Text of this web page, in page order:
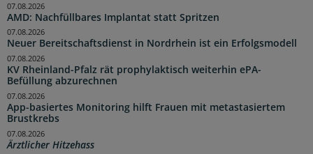
AMD: Nachfüllbares Implantat statt Spritzen
07.08.2026
Neuer Bereitschaftsdienst in Nordrhein ist ein Erfolgsmodell
07.08.2026
KV Rheinland-Pfalz rät prophylaktisch weiterhin ePA-
Befüllung abzurechnen
07.08.2026
App-basiertes Monitoring hilft Frauen mit metastasiertem
Brustkrebs
07.08.2026
Ärztlicher Hitzehass
07.08.2026